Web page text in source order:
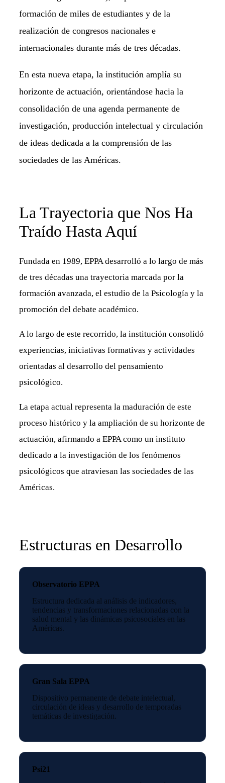
formación de miles de estudiantes y de la
realización de congresos nacionales e
internacionales durante más de tres décadas.
En esta nueva etapa, la institución amplía su
horizonte de actuación, orientándose hacia la
consolidación de una agenda permanente de
investigación, producción intelectual y circulación
de ideas dedicada a la comprensión de las
sociedades de las Américas.
La Trayectoria que Nos Ha
Traído Hasta Aquí
Fundada en 1989, EPPA desarrolló a lo largo de más
de tres décadas una trayectoria marcada por la
formación avanzada, el estudio de la Psicología y la
promoción del debate académico.
A lo largo de este recorrido, la institución consolidó
experiencias, iniciativas formativas y actividades
orientadas al desarrollo del pensamiento
psicológico.
La etapa actual representa la maduración de este
proceso histórico y la ampliación de su horizonte de
actuación, afirmando a EPPA como un instituto
dedicado a la investigación de los fenómenos
psicológicos que atraviesan las sociedades de las
Américas.
Estructuras en Desarrollo
Observatorio EPPA
Estructura dedicada al análisis de indicadores,
tendencias y transformaciones relacionadas con la
salud mental y las dinámicas psicosociales en las
Américas.
Gran Sala EPPA
Dispositivo permanente de debate intelectual,
circulación de ideas y desarrollo de temporadas
temáticas de investigación.
Psi21